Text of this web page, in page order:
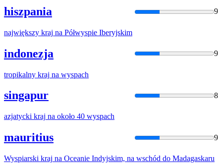
hiszpania 9
największy kraj na Półwyspie Iberyjskim
indonezja 9
tropikalny kraj na wyspach
singapur 8
azjatycki kraj na około 40 wyspach
mauritius 9
Wyspiarski kraj na Oceanie Indyjskim, na wschód do Madagaskaru